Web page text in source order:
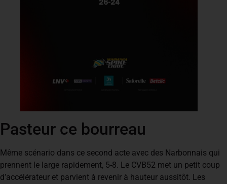
Pasteur ce bourreau
Même scénario dans ce second acte avec des Narbonnais qui
prennent le large rapidement, 5-8. Le CVB52 met un petit coup
d’accélérateur et parvient à revenir à hauteur aussitôt. Les